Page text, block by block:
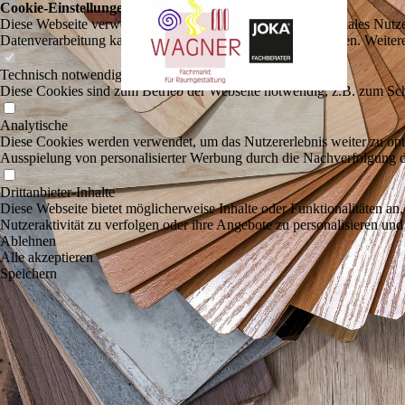
Cookie-Einstellungen
Diese Webseite verwendet Cookies, um Besuchern ein optimales
Datenverarbeitung kann dann auch in einem Drittland erfolgen.
Technisch notwendige
Diese Cookies sind zum Betrieb der Webseite notwendig, z.B. zum
Analytische
Diese Cookies werden verwendet, um das Nutzererlebnis weiter zu
Ausspielung von personalisierter Werbung durch die Nachverfolgung
Drittanbieter-Inhalte
Diese Webseite bietet möglicherweise Inhalte oder Funktionalitäten
Nutzeraktivität zu verfolgen oder ihre Angebote zu personalisieren
Ablehnen
Alle akzeptieren
Speichern